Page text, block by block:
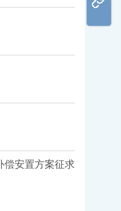
偿安置方案征求